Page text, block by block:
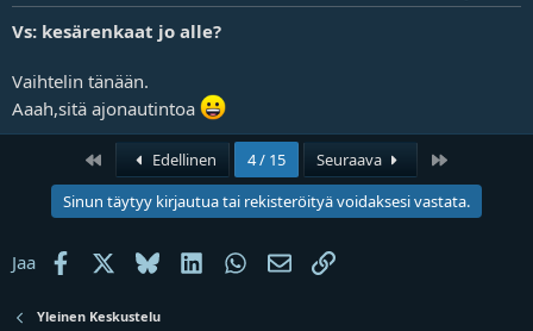
Vs: kesärenkaat jo alle?
Vaihtelin tänään.
Aaah,sitä ajonautintoa
Ensimmäinen
Edellinen 4 / 15 Seuraava
Sinun täytyy kirjautua tai rekisteröityä voidaksesi vastata.
Jaa Facebook BlueskyLinkedInWhatsAppSähköposti
Linkki
Yleinen Keskustelu